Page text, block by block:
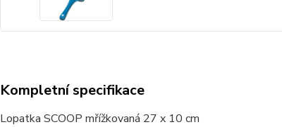
Kompletní specifikace
Lopatka SCOOP mřížkovaná 27 x 10 cm